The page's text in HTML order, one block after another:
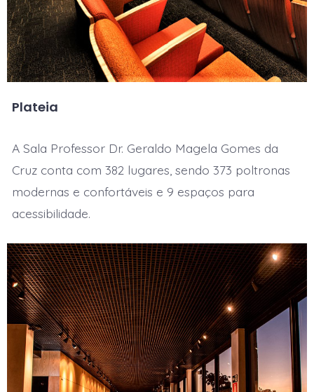
Plateia
A Sala Professor Dr. Geraldo Magela Gomes da
Cruz conta com 382 lugares, sendo 373 poltronas
modernas e confortáveis e 9 espaços para
acessibilidade.